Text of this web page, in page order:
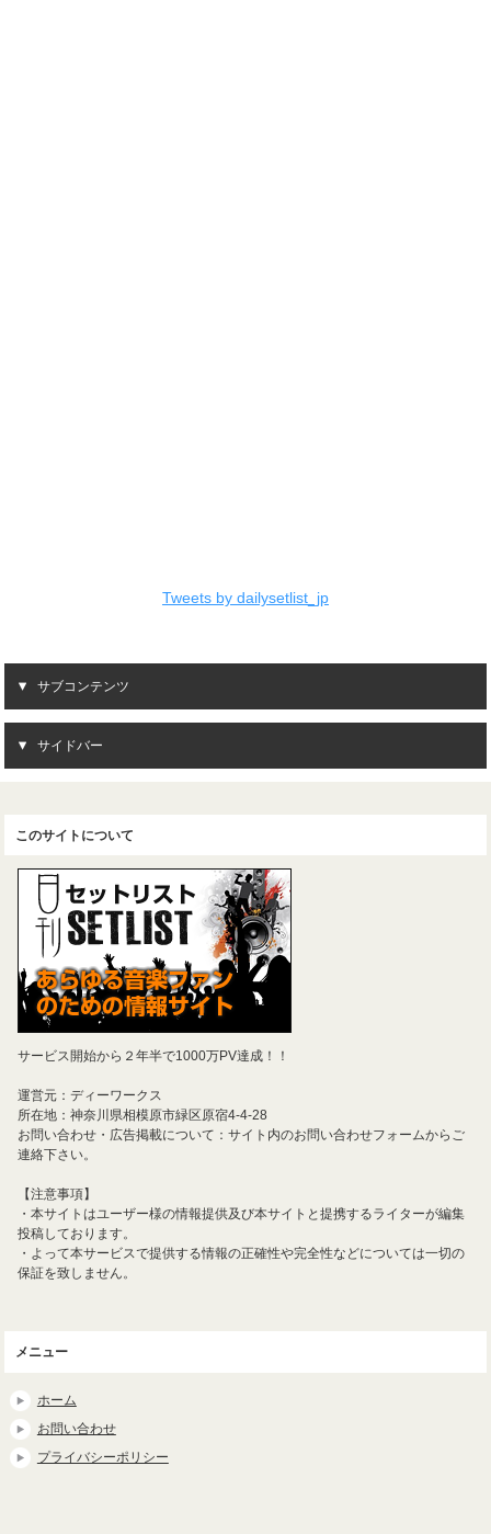
Tweets by dailysetlist_jp
サブコンテンツ
サイドバー
このサイトについて
サービス開始から２年半で1000万PV達成！！
運営元：ディーワークス
所在地：神奈川県相模原市緑区原宿4-4-28
お問い合わせ・広告掲載について：サイト内のお問い合わせフォームからご
連絡下さい。
【注意事項】
・本サイトはユーザー様の情報提供及び本サイトと提携するライターが編集
投稿しております。
・よって本サービスで提供する情報の正確性や完全性などについては一切の
保証を致しません。
メニュー
ホーム
お問い合わせ
プライバシーポリシー